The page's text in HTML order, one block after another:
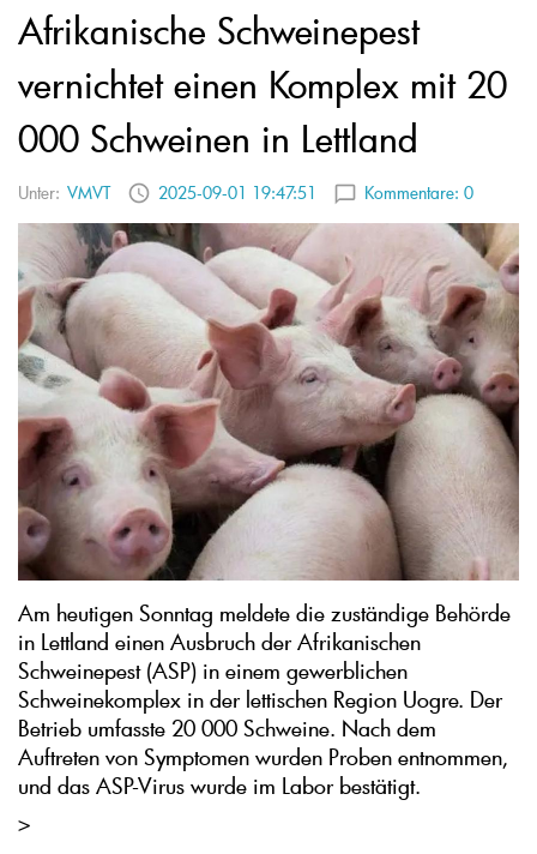
Afrikanische Schweinepest
vernichtet einen Komplex mit 20
000 Schweinen in Lettland
Unter: VMVT 2025-09-01 19:47:51 Kommentare: 0
Am heutigen Sonntag meldete die zuständige Behörde
in Lettland einen Ausbruch der Afrikanischen
Schweinepest (ASP) in einem gewerblichen
Schweinekomplex in der lettischen Region Uogre. Der
Betrieb umfasste 20 000 Schweine. Nach dem
Auftreten von Symptomen wurden Proben entnommen,
und das ASP-Virus wurde im Labor bestätigt.
>